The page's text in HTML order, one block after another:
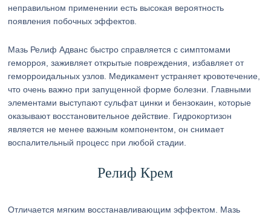
неправильном применении есть высокая вероятность
появления побочных эффектов.
Мазь Релиф Адванс быстро справляется с симптомами
геморроя, заживляет открытые повреждения, избавляет от
геморроидальных узлов. Медикамент устраняет кровотечение,
что очень важно при запущенной форме болезни. Главными
элементами выступают сульфат цинки и бензокаин, которые
оказывают восстановительное действие. Гидрокортизон
является не менее важным компонентом, он снимает
воспалительный процесс при любой стадии.
Релиф Крем
Отличается мягким восстанавливающим эффектом. Мазь